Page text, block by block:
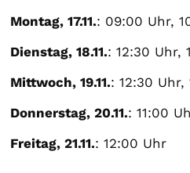
Montag, 17.11.: 09:00 Uhr,
Dienstag, 18.11.: 12:30 Uhr,
Mittwoch, 19.11.: 12:30 Uhr,
Donnerstag, 20.11.: 11:00
Freitag, 21.11.: 12:00 Uhr